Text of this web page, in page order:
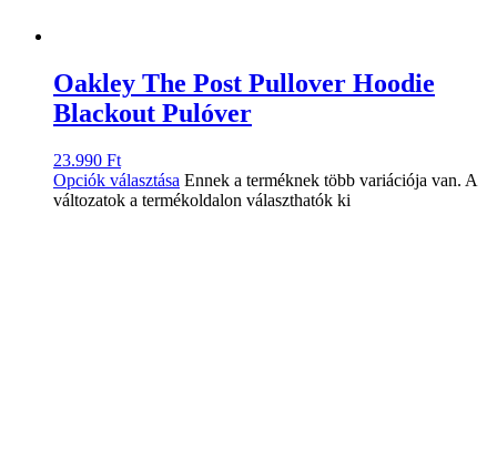
Oakley The Post Pullover Hoodie
Blackout Pulóver
23.990 Ft
Opciók választása Ennek a terméknek több variációja van. A
változatok a termékoldalon választhatók ki